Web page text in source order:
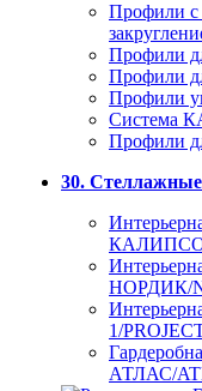
Профили с
Профили
Профили
Профили
Система
Профили
30.
КАЛИПСО/
НОРДИК/
1/
АТЛАС/